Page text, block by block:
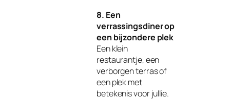
8. Een
verrassingsdiner op
een bijzondere plek
Een klein
restaurantje, een
verborgen terras of
een plek met
betekenis voor jullie.